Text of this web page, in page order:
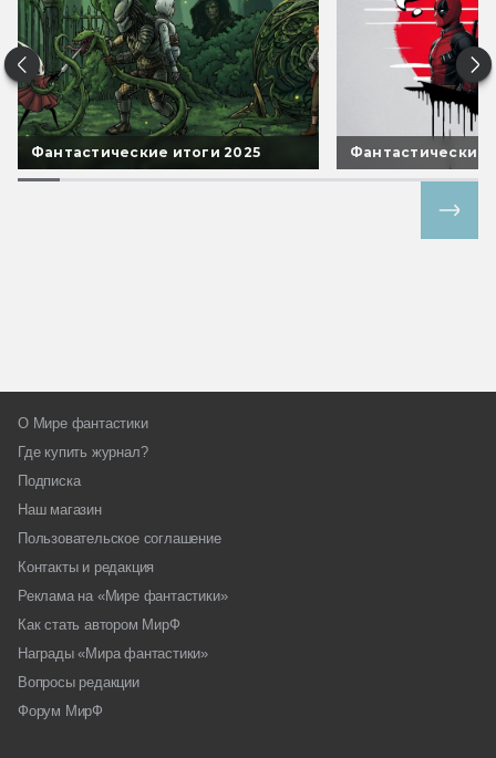
Фантастические итоги 2025 Фантастические
О Мире фантастики
Где купить журнал?
Подписка
Наш магазин
Пользовательское соглашение
Контакты и редакция
Реклама на «Мире фантастики»
Как стать автором МирФ
Награды «Мира фантастики»
Вопросы редакции
Форум МирФ